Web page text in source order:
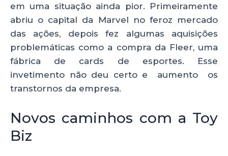
em uma situação ainda pior. Primeiramente
abriu o capital da Marvel no feroz mercado
das ações, depois fez algumas aquisições
problemáticas como a compra da Fleer, uma
fábrica de cards de esportes. Esse
invetimento não deu certo e aumento os
transtornos da empresa.
Novos caminhos com a Toy
Biz